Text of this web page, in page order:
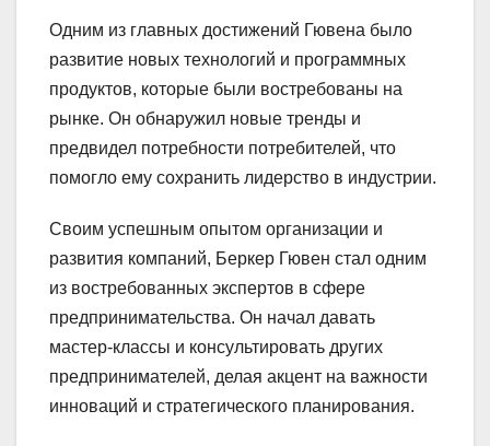
Одним из главных достижений Гювена было
развитие новых технологий и программных
продуктов, которые были востребованы на
рынке. Он обнаружил новые тренды и
предвидел потребности потребителей, что
помогло ему сохранить лидерство в индустрии.
Своим успешным опытом организации и
развития компаний, Беркер Гювен стал одним
из востребованных экспертов в сфере
предпринимательства. Он начал давать
мастер-классы и консультировать других
предпринимателей, делая акцент на важности
инноваций и стратегического планирования.